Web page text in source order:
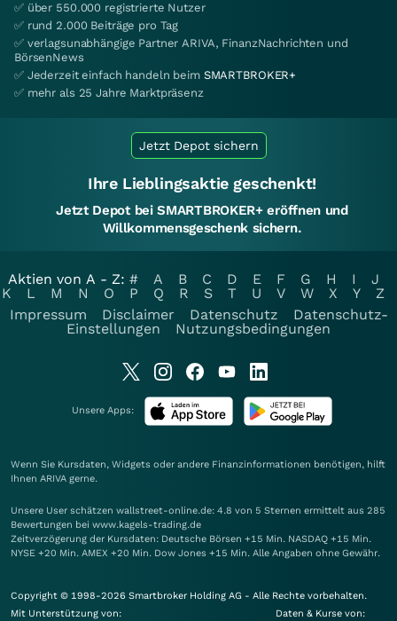
✅ über 550.000 registrierte Nutzer
✅ rund 2.000 Beiträge pro Tag
✅ verlagsunabhängige Partner ARIVA, FinanzNachrichten und
BörsenNews
✅ Jederzeit einfach handeln beim SMARTBROKER+
✅ mehr als 25 Jahre Marktpräsenz
Jetzt Depot sichern
Ihre Lieblingsaktie geschenkt!
Jetzt Depot bei SMARTBROKER+ eröffnen und
Willkommensgeschenk sichern.
Aktien von A - Z: # A B C D E F G H I
J
K
L M N O P Q R S T U V W X Y
Z
Impressum
Disclaimer Datenschutz
Datenschutz-
Einstellungen
Nutzungsbedingungen
Unsere Apps:
Wenn Sie Kursdaten, Widgets oder andere Finanzinformationen benötigen, hilft
Ihnen ARIVA gerne.
Unsere User schätzen wallstreet-online.de: 4.8 von 5 Sternen ermittelt aus 285
Bewertungen bei www.kagels-trading.de
Zeitverzögerung der Kursdaten: Deutsche Börsen +15 Min. NASDAQ +15 Min.
NYSE +20 Min. AMEX +20 Min. Dow Jones +15 Min. Alle Angaben ohne Gewähr.
Copyright © 1998-2026 Smartbroker Holding AG - Alle Rechte vorbehalten.
Mit Unterstützung von:
Daten & Kurse von: